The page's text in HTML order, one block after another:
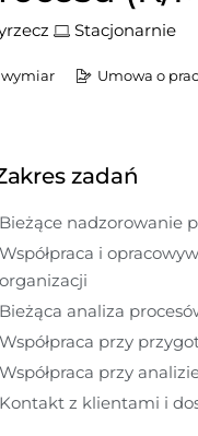
Stacjonarnie
wymiar Umowa o
zadań
Bieżące nadzorowanie
Współpraca i
organizacji
Bieżąca analiza
Współpraca przy
Współpraca przy
Kontakt z klientami i